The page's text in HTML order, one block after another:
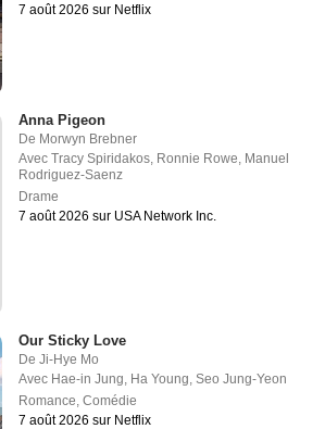
7 août 2026 sur Netflix
Anna Pigeon
De Morwyn Brebner
AvecTracy Spiridakos Ronnie Rowe Manuel
Rodriguez-Saenz
Drame
7 août 2026 sur USA Network Inc.
Our Sticky Love
DeJi-Hye Mo
Avec Hae-in Jung, Ha Young,Seo Jung-Yeon
Romance,Comédie
7 août 2026 sur Netflix